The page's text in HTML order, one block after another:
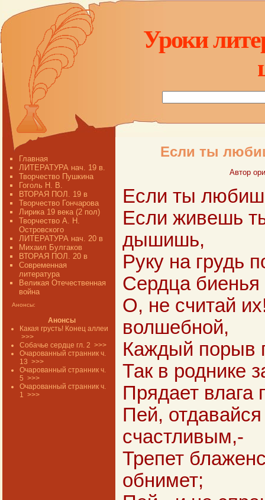
Уроки
Главная
ЛИТЕРАТУРА нач. 19 в.
Творчество Пушкина
Гоголь Н. В.
ВТОРАЯ ПОЛ. 19 в
Творчество Гончарова
Лирика 19 века (2 пол)
Творчество А. Н.
Островского
ЛИТЕРАТУРА нач. 20 в
Михаил Булгаков
ВТОРАЯ ПОЛ. 20 в
Современная
литература
Великая Отечественная
война
Анонсы:
Анонсы
Какая грусть! Конец аллеи
>>>
Собачье сердце гл. 2 >>>
Очарованный странник ч.
13 >>>
Очарованный странник ч.
5 >>>
Очарованный странник ч.
1 >>>
Если ты
Автор
Если ты
Если живешь
дышишь,
Руку на грудь
Сердца
О, не считай
волшебной,
Каждый порыв
Так в роднике
Прядает влага
Пей,
счастливым,-
Трепет
обнимет;